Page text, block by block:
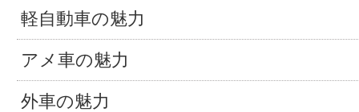
軽自動車の魅力
アメ車の魅力
外車の魅力